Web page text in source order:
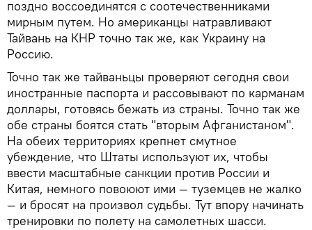
поздно воссоединятся с соотечественниками
мирным путем. Но американцы натравливают
Тайвань на КНР точно так же, как Украину на
Россию.
Точно так же тайваньцы проверяют сегодня свои
иностранные паспорта и рассовывают по карманам
доллары, готовясь бежать из страны. Точно так же
обе страны боятся стать "вторым Афганистаном".
На обеих территориях крепнет смутное
убеждение, что Штаты используют их, чтобы
ввести масштабные санкции против России и
Китая, немного повоюют ими — туземцев не жалко
— и бросят на произвол судьбы. Тут впору начинать
тренировки по полету на самолетных шасси.